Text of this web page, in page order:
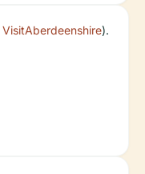
VisitAberdeenshire).